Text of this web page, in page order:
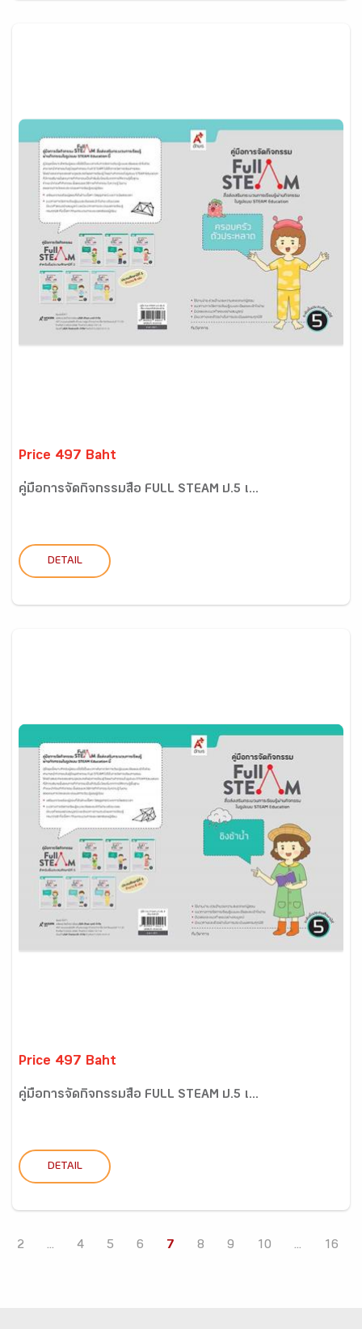
Price 497 Baht
คู่มือการจัดกิจกรรมสื่อ FULL STEAM ป.5 เ...
DETAIL
Price 497 Baht
คู่มือการจัดกิจกรรมสื่อ FULL STEAM ป.5 เ...
DETAIL
2 ... 4 5 6 7 8 9 10 ... 16